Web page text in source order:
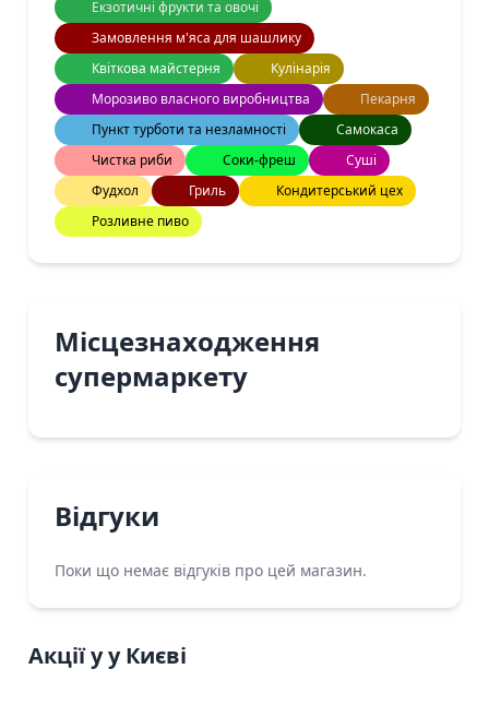
Екзотичні фрукти та овочі
Замовлення м'яса для шашлику
Квіткова майстерня
Кулінарія
Морозиво власного виробництва
Пекарня
Пункт турботи та незламності
Самокаса
Чистка риби
Соки-фреш
Суші
Фудхол
Гриль
Кондитерський цех
Розливне пиво
Місцезнаходження
супермаркету
Відгуки
Поки що немає відгуків про цей магазин.
Акції у у Києві